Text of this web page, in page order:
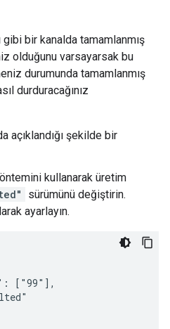
gibi bir kanalda tamamlanmış
olduğunu varsayarsak bu
durumunda tamamlanmış
durduracağınız
açıklandığı şekilde bir
kullanarak üretim
sürümünü değiştirin.
ayarlayın.
["99"],